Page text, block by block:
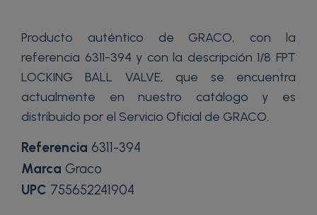
Producto auténtico de GRACO, con la
referencia 6311-394 y con la descripción 1/8 FPT
LOCKING BALL VALVE, que se encuentra
actualmente en nuestro catálogo y es
distribuido por el Servicio Oficial de GRACO.
Referencia 6311-394
Marca Graco
UPC 755652241904